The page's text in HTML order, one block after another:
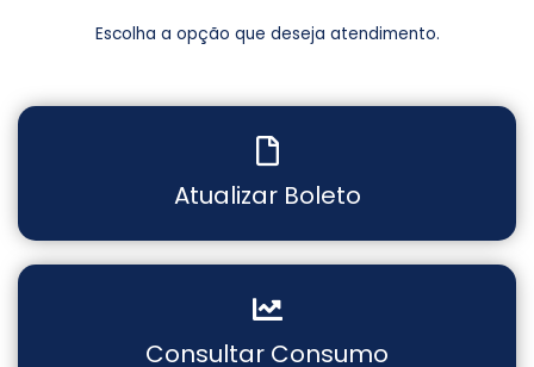
Escolha a opção que deseja atendimento.
Atualizar Boleto
Consultar Consumo